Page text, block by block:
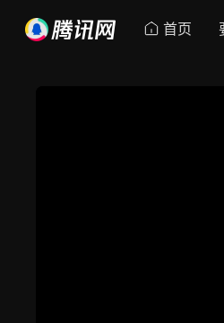
首页